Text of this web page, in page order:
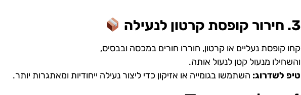
3. חירור קופסת קרטון לנעילה
קחו קופסת נעליים או קרטון, חוררו חורים במכסה ובבסיס,
והשחילו מנעול קטן לנעול אותה.
טיפ לשדרוג: השתמשו בגומייה או אזיקון כדי ליצור נעילה ייחודיות ומאתגרות יותר.